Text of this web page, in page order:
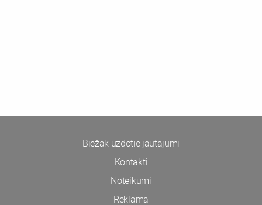
Biežāk uzdotie jautājumi
Kontakti
Noteikumi
Reklāma